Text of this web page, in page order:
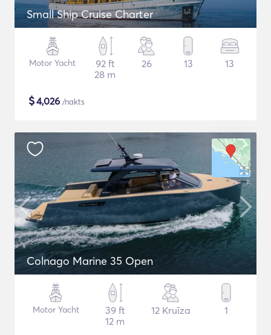
Small Ship Cruise Charter
Motor Yacht
92 ft
28 m
26 13 13
$4,026 /nakts
Colnago Marine 35 Open
Motor Yacht
39 ft
12 m
12 Kruīza 1